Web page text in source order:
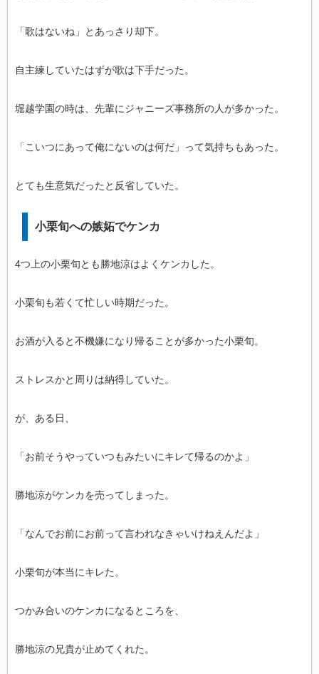
「歌はないね」とあっさり却下。
自主練していたはずが歌は下手だった。
堀越学園の時は、先輩にジャニーズ事務所の人が多かった。
「こいつにあって俺にないのは何だ」って気持ちもあった。
とても生意気だったと反省していた。
小栗旬への嫉妬でケンカ
4つ上の小栗旬とも勝地涼はよくケンカした。
小栗旬も若くて忙しい時期だった。
お酒が入ると不機嫌になり帰ることが多かった小栗旬。
ストレスかと周りは納得していた。
が、ある日、
「お前そうやっていつもみたいにキレて帰るのかよ」
勝地涼がケンカを売ってしまった。
「なんでお前にお前って言われなきゃいけねえんだよ」
小栗旬が本当にキレた。
つかみ合いのケンカになるところを、
勝地涼の兄貴が止めてくれた。